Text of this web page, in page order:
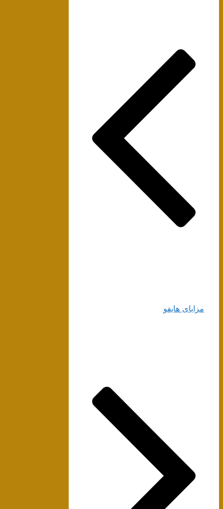
مزایای هایفو